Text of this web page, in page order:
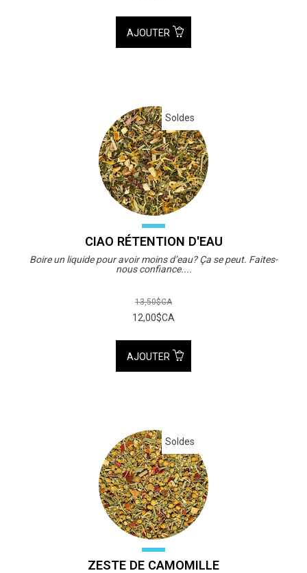
AJOUTER
Soldes
CIAO RÉTENTION D'EAU
Boire un liquide pour avoir moins d’eau? Ça se peut. Faites-
nous confiance....
13,50$CA
12,00$CA
AJOUTER
Soldes
ZESTE DE CAMOMILLE